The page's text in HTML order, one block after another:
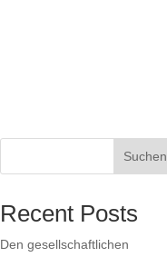
Suchen
Recent Posts
Den gesellschaftlichen